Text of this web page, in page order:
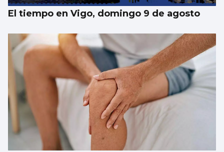
El tiempo en Vigo, domingo 9 de agosto